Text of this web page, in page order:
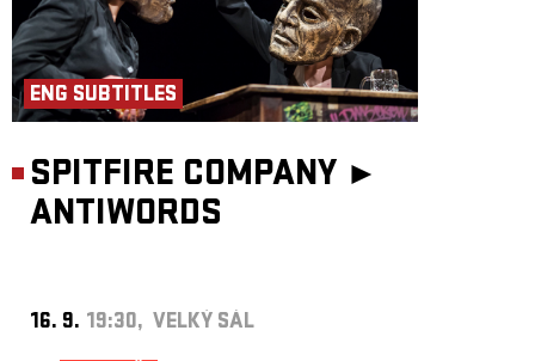
ENG SUBTITLES
SPITFIRE COMPANY ►
ANTIWORDS
16. 9. 19:30, VELKÝ SÁL